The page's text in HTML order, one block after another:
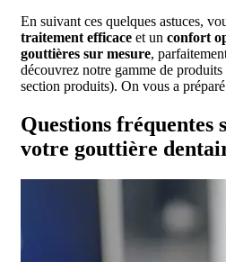
En suivant ces quelques astuces,
traitement efficace et un confort
gouttières sur mesure,
découvrez notre gamme de
section produits). On vous a
Questions fréquentes
votre gouttière